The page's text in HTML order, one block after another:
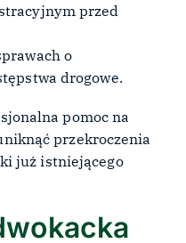
przed
o
drogowe.
pomoc na
przekroczenia
już istniejącego